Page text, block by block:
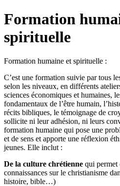
Formation
spirituelle
Formation humaine et spirituelle :
C’est une formation suivie par tous
selon les niveaux, en différents
sciences économiques et humaines,
fondamentaux de l’être humain,
récits bibliques, le témoignage de
sollicite ni leur adhésion, ni leurs
formation humaine qui pose une
et de sens et apporte une réflexion
jeunes. Elle inclut :
De la culture chrétienne qui permet
connaissances sur le christianisme
histoire, bible…)